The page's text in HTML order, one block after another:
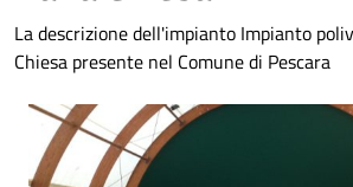
La descrizione dell'impianto Impianto
Chiesa presente nel Comune di Pescara